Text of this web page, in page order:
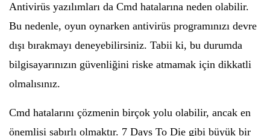
Antivirüs yazılımları da Cmd hatalarına neden olabilir.
Bu nedenle, oyun oynarken antivirüs programınızı devre
dışı bırakmayı deneyebilirsiniz. Tabii ki, bu durumda
bilgisayarınızın güvenliğini riske atmamak için dikkatli
olmalısınız.
Cmd hatalarını çözmenin birçok yolu olabilir, ancak en
önemlisi sabırlı olmaktır. 7 Days To Die gibi büyük bir